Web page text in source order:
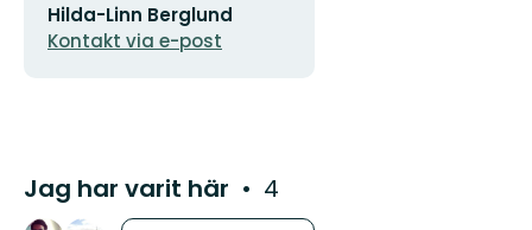
postadress
Hilda-Linn Berglund
Kontakt via e-post
Jag har varit här 4